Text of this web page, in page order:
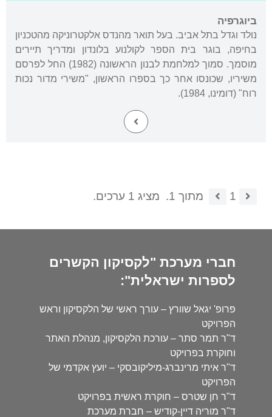
ביוגרפיה
נולד וגדל בתל אביב. בעל תואר מהנדס אלקטרוניקה מהטכניון
בחיפה, בוגר בית הספר לקולנוע בלונדון ומדריך תיירים
מוסמך. סמוך למלחמת לבנון הראשונה (1982) החל לפרסם
משיריו, שכונסו אחר כך בספרו הראשון, "משירי מדור נכות
רוח" (דומינו, 1984).
1 מתוך 1. מציג 1 ערכים.
חברי מערכת "לקסיקון הקשרים
לספרות ישראלית":
פרופ' יגאל שוורץ – עורך ראשי של הלקסיקון וראש
הפרויקט
ד"ר תמר סתר – עורכת הלקסיקון, מנהלת האתר
וחוקרת בפרויקט
ד"ר איתי מרינברג-מיליקובסקי – יועץ אקדמי של
הפרויקט
ד"ר חן שטרס – חוקרת ראשית בפרויקט
ד"ר מוריה דיין-קודיש – חברת מערכת